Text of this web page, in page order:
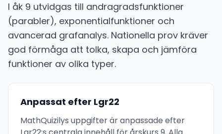
I åk 9 utvidgas till andragradsfunktioner
(parabler), exponentialfunktioner och
avancerad grafanalys. Nationella prov kräver
god förmåga att tolka, skapa och jämföra
funktioner av olika typer.
Anpassat efter Lgr22
MathQuizilys uppgifter är anpassade efter